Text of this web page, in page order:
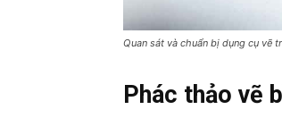
Quan sát và chuẩn bị dụng cụ vẽ
Phác thảo vẽ